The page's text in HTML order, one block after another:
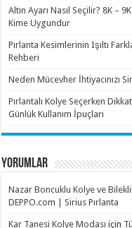
Altın Ayarı Nasıl Seçilir? 8K –
Kime Uygundur
Pırlanta Kesimlerinin Işıltı
Rehberi
Neden Mücevher İhtiyacınızı
Pırlantalı Kolye Seçerken
Günlük Kullanım İpuçları
YORUMLAR
Nazar Boncuklu Kolye ve
DEPPO.com | Sirius Pırlanta
Kar Tanesi Kolye Modası için